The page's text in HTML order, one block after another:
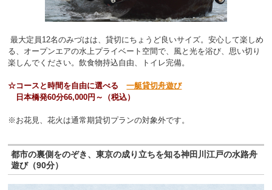
最大定員12名のみづはは、貸切にちょうど良いサイズ。安心して楽しめ
る、オープンエアの水上プライベート空間で、風と光を浴び、思い切り
楽しんでください。飲食物持込自由、トイレ完備。
☆コースと時間を自由に選べる一艇貸切舟遊び
日本橋発60分66,000円～
（税込）
※お花見、花火は通常期貸切プランの対象外です。
都市の裏側をのぞき、東京の成り立ちを知る神田川江戸の水路舟
遊び（90分）